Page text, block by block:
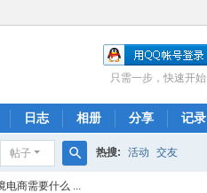
只需一步，快速开始
日志 相册 分享 记录
帖子 热搜: 活动 交友
电商需要什么 ...